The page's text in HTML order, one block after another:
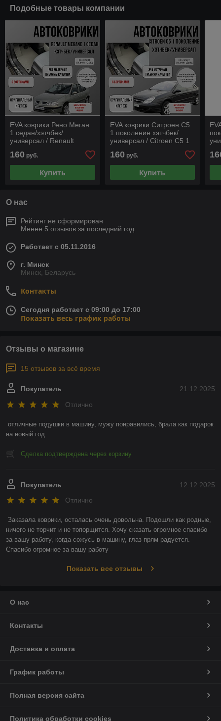
Подобные товары компании
EVA коврики Рено Меган
1 седан/хэтчбек/
универсал / Renault
Megan 1 седан/хэтчбек/
универсал "С бортиками"
160 руб.
Купить
EVA коврики Ситроен C5
1 поколение хэтчбек/
универсал / Citroen C5 1
универсал "С бортиками"
160руб.
Купить
О нас
Рейтинг не сформирован
Менее 5 отзывов за последний год
Работает с 05.11.2016
г. Минск
Минск, Беларусь
Контакты
Сегодня работает с 09:00 до 17:00
Показать весь график работы
Отзывы о магазине
15 отзывов за всё время
21.12.2025
Покупатель
Отлично
отличные подушки в машину, мужу понравились, брала как подарок
на новый год
Сделка подтверждена через корзину
12.12.2025
Покупатель
Отлично
Заказала коврики, осталась очень довольна. Подошли как родные,
ничего не торчит и не топорщится. Хочу сказать огромное спасибо
за вашу работу, когда сожусь в машину, глаз прям радуется.
Спасибо огромное за вашу работу
Показать все отзывы
О нас
Контакты
Доставка и оплата
График работы
Полная версия сайта
Политика обработки cookies